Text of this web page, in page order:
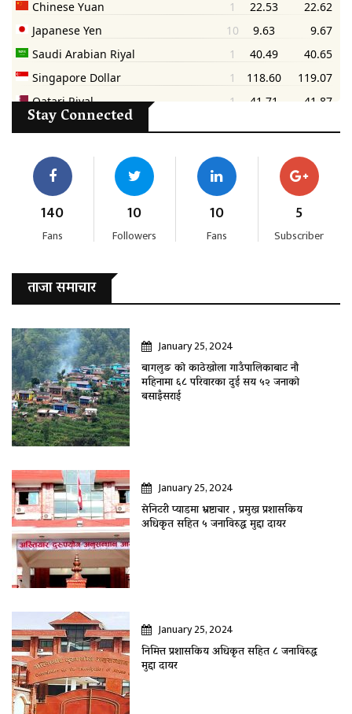
Stay Connected
140
Fans
10
Followers
10
Fans
5
Subscriber
ताजा समाचार
January 25, 2024
बागलुङ काे काठेखोला गाउँपालिकाबाट नौ
महिनामा ६८ परिवारका दुई सय ५२ जनाकाे
बसाइँसराई
January 25, 2024
सेनिटरी प्याडमा भ्रष्टाचार , प्रमुख प्रशासकिय
अधिकृत सहित ५ जनाविरुद्ध मुद्दा दायर
January 25, 2024
निमित्त प्रशासकिय अधिकृत सहित ८ जनाविरुद्ध
मुद्दा दायर